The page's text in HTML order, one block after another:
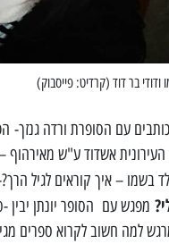
ודודי בר דוד (קרדיט: פייסבוק)
כותבים עם הסופרת ורדה גנזך-
אשדוד ע"ש מאירהוף – רובע ב' רביעי, 22 יוני 2022
בשמו – איך קוראים לגיל
מפגש עם הסופר יונתן יבין -
למה חשוב לקרוא ספרים